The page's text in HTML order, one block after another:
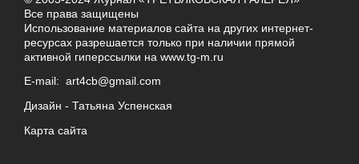
Все права защищены
Использование материалов сайта на других интернет-
ресурсах разрешается только при наличии прямой
активной гиперссылки на www.tg-m.ru
E-mail: art4cb@gmail.com
Дизайн - Татьяна Успенская
Карта сайта